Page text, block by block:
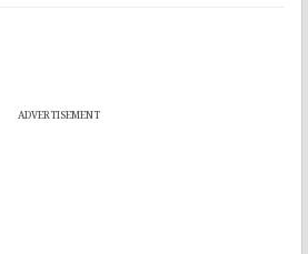
ADVERTISEMENT